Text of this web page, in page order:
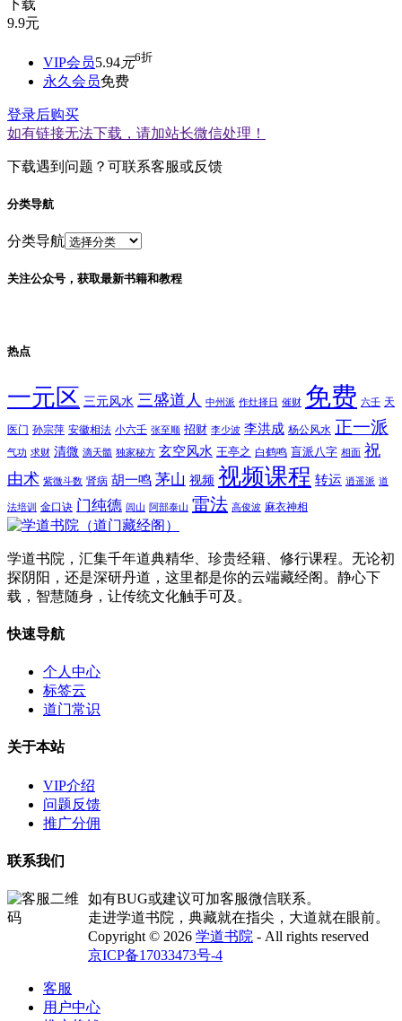
下载
9.9元
VIP会员5.94元6折
永久会员免费
登录后购买
如有链接无法下载，请加站长微信处理！
下载遇到问题？可联系客服或反馈
分类导航
分类导航
关注公众号，获取最新书籍和教程
热点
一元区 三元风水 三盛道人 中州派 作灶择日 催财 免费 六壬 天
医门 孙宗萍 安徽相法 小六壬 张至顺 招财 李少波 李洪成 杨公风水 正一派
气功 求财 清微 滴天髓 独家秘方 玄空风水 王亭之 白鹤鸣 盲派八字 相面 祝
由术 紫微斗数 肾病 胡一鸣 茅山 视频 视频课程 转运 逍遥派 道
法培训 金口诀 门纯德 闾山 阿部泰山 雷法 高俊波 麻衣神相
学道书院，汇集千年道典精华、珍贵经籍、修行课程。无论初
探阴阳，还是深研丹道，这里都是你的云端藏经阁。静心下
载，智慧随身，让传统文化触手可及。
快速导航
个人中心
标签云
道门常识
关于本站
VIP介绍
问题反馈
推广分佣
联系我们
如有BUG或建议可加客服微信联系。
走进学道书院，典藏就在指尖，大道就在眼前。
Copyright © 2026 学道书院 - All rights reserved
京ICP备17033473号-4
客服
用户中心